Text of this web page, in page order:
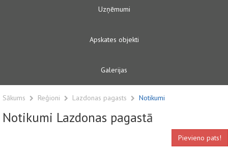
Uzņēmumi
Apskates objekti
Galerijas
Sākums Reģioni Lazdonas pagasts Notikumi
Notikumi Lazdonas pagastā
Pievieno pats!